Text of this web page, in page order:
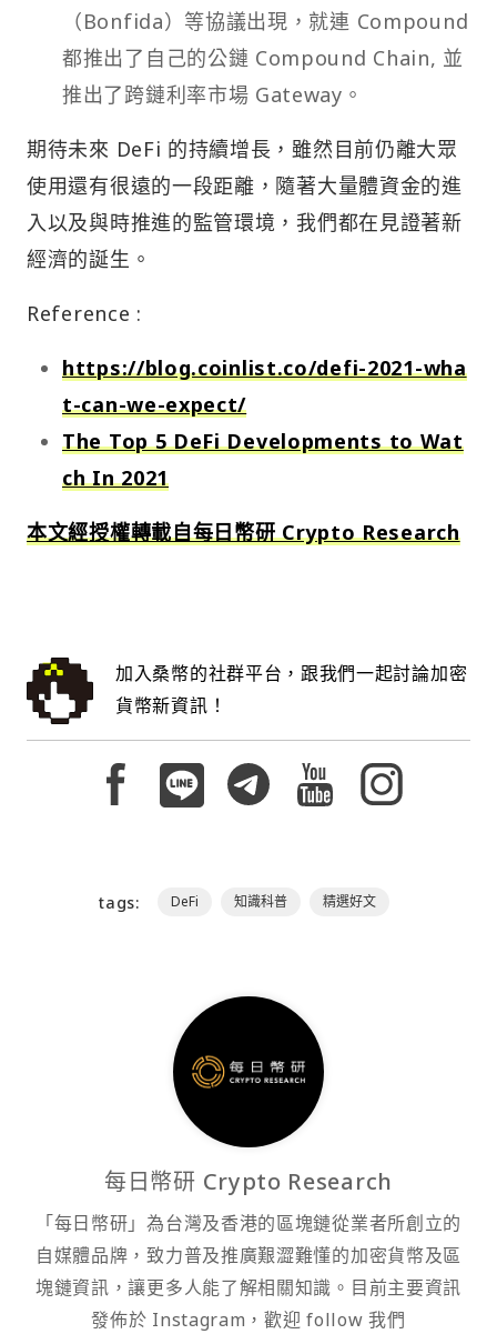
（Bonfida）等協議出現，就連 Compound
都推出了自己的公鏈 Compound Chain, 並
推出了跨鏈利率市場 Gateway。
期待未來 DeFi 的持續增長，雖然目前仍離大眾
使用還有很遠的一段距離，隨著大量體資金的進
入以及與時推進的監管環境，我們都在見證著新
經濟的誕生。
Reference :
https://blog.coinlist.co/defi-2021-wha
t-can-we-expect/
The Top 5 DeFi Developments to Wat
ch In 2021
本文經授權轉載自每日幣研 Crypto Research
加入桑幣的社群平台，跟我們一起討論加密
貨幣新資訊！
tags: DeFi 知識科普 精選好文
每日幣研 Crypto Research
「每日幣研」為台灣及香港的區塊鏈從業者所創立的
自媒體品牌，致力普及推廣艱澀難懂的加密貨幣及區
塊鏈資訊，讓更多人能了解相關知識。目前主要資訊
發佈於 Instagram，歡迎 follow 我們